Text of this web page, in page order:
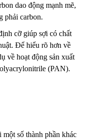
dao động mạnh mẽ,
phải carbon.
cỡ giúp sợi có chất
Để hiểu rõ hơn về
về hoạt động sản xuất
(PAN).
số thành phần khác